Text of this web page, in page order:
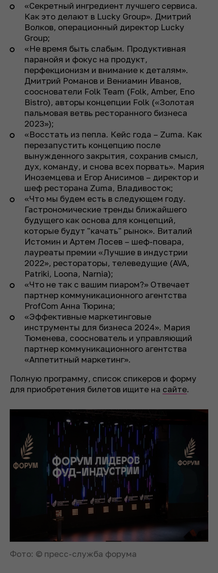
«Секретный ингредиент лучшего сервиса.
Как это делают в Lucky Group». Дмитрий
Волков, операционный директор Lucky
Group;
«Не время быть слабым. Продуктивная
паранойя и фокус на продукт,
перфекционизм и внимание к деталям».
Дмитрий Романов и Вениамин Иванов,
сооснователи Folk Team (Folk, Amber, Eno
Bistro), авторы концепции Folk («Золотая
пальмовая ветвь ресторанного бизнеса
2023»);
«Восстать из пепла. Кейс года – Zuma. Как
перезапустить концепцию после
вынужденного закрытия, сохранив смысл,
дух, команду, и снова всех порвать». Мария
Иноземцева и Егор Анисимов – директор и
шеф ресторана Zuma, Владивосток;
«Что мы будем есть в следующем году.
Гастрономические тренды ближайшего
будущего как основа для концепций,
которые будут "качать" рынок». Виталий
Истомин и Артем Лосев – шеф-повара,
лауреаты премии «Лучшие в индустрии
2022», рестораторы, телеведущие (AVA,
Patriki, Loona, Narnia);
«Что не так с вашим пиаром?» Отвечает
партнер коммуникационного агентства
ProfCom Анна Тюрина;
«Эффективные маркетинговые
инструменты для бизнеса 2024». Мария
Тюменева, сооснователь и управляющий
партнер коммуникационного агентства
«Аппетитный маркетинг».
Полную программу, список спикеров и форму
для приобретения билетов ищите на сайте.
Фото: © пресс-служба форума